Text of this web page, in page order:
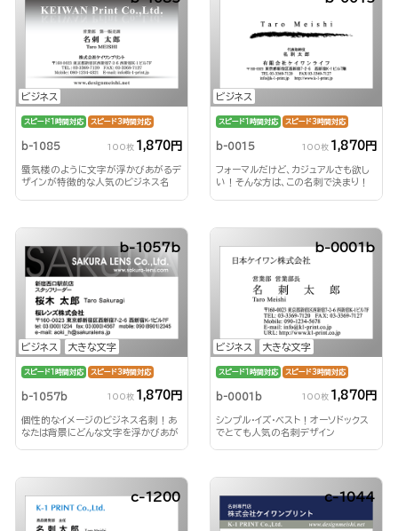
ビジネス
スピード1時間対応 スピード3時間対応
b-1085 100枚 1,870円
蜃気楼のように文字が浮かびあがるデ
ザインが特徴的な人気のビジネス名
ビジネス
スピード1時間対応 スピード3時間対応
b-0015 100枚 1,870円
フォーマルだけど、カジュアルさも欲し
い！そんな方は、この名刺で決まり！
ビジネス 大きな文字
b-1057b
スピード1時間対応 スピード3時間対応
b-1057b 100枚 1,870円
個性的なイメージのビジネス名刺！あ
なたは背景にどんな文字を浮かびあが
ビジネス 大きな文字
b-0001b
スピード1時間対応 スピード3時間対応
b-0001b 100枚 1,870円
シンプル・イズ・ベスト！オーソドックス
でとても人気の名刺デザイン
c-1200 c-1044